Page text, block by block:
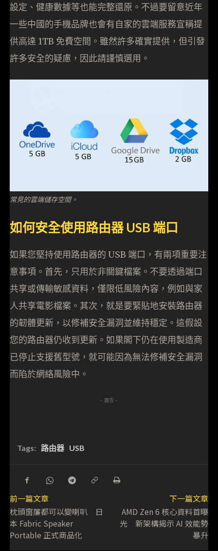
設定、健康數據等也能完整還原。不過要留意近年
一些中國的手機品牌也會有自家的雲端服務宣稱提
供高達 1TB 免費空間。雖然許多確實提供，但引發
許多安全的疑慮，因此請謹慎選用。
常見的雲端儲存空間。
如何安全使用路由器 USB 端口
如果您堅持使用路由器的 USB 端口，有兩項重要注
意事項。首先，只用於非關鍵檔案。不要透過端口
共享或傳輸敏感資料，僅限低風險內容，例如與家
人共享電影檔案。其次，就是要緊貼地安裝路由器
的韌體更新，以修補安全漏洞並維持穩定。這假設
您的路由器仍收到更新。如果閣下仍在使用製造商
已停止支援舊型號，就可能因為無法修補安全漏洞
而陷於網絡風險中。
- 廣告 -
Tags: 路由器 USB
前一篇文章
枕頭窗簾都可以變喇叭 日
本 Fabric Speaker
Portable 正式商品化
下一篇文章
AMD Zen 6 核心資料首曝
光 新架構揭示 AI 效能勢
暴升